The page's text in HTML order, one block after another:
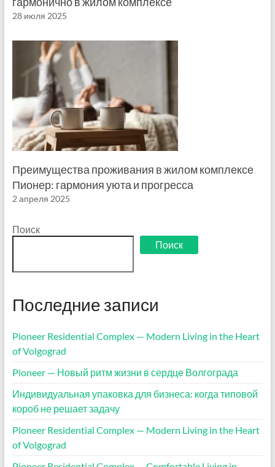
28 июля 2025
Преимущества проживания в жилом комплексе
Пионер: гармония уюта и прогресса
2 апреля 2025
Поиск
Поиск
Последние записи
Pioneer Residential Complex — Modern Living in the Heart
of Volgograd
Pioneer — Новый ритм жизни в сердце Волгограда
Индивидуальная упаковка для бизнеса: когда типовой
короб не решает задачу
Pioneer Residential Complex — Modern Living in the Heart
of Volgograd